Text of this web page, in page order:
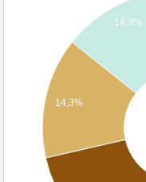
14,3%
14,3%